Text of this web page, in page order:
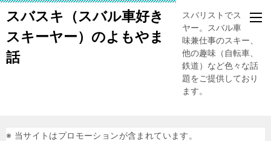
スバスキ（スバル車好き
スキーヤー）のよもやま
話
スバリストでスキー
ヤー。スバル車、趣
味兼仕事のスキー、
他の趣味（自転車、
鉄道）など色々な話
題をご提供しており
ます。
※ 当サイトはプロモーションが含まれています。